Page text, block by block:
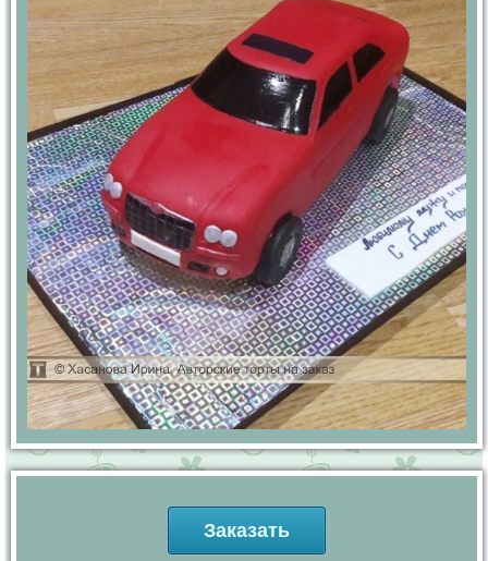
Заказать